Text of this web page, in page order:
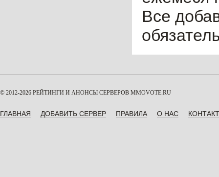
Все
© 2012-2026 РЕЙТИНГИ И АНОНСЫ СЕРВЕРОВ MMOVOTE.RU
ГЛАВНАЯ ДОБАВИТЬ СЕРВЕР ПРАВИЛА О НАС